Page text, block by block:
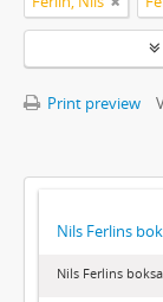
Print preview
Nils Ferlins
Nils Ferlins